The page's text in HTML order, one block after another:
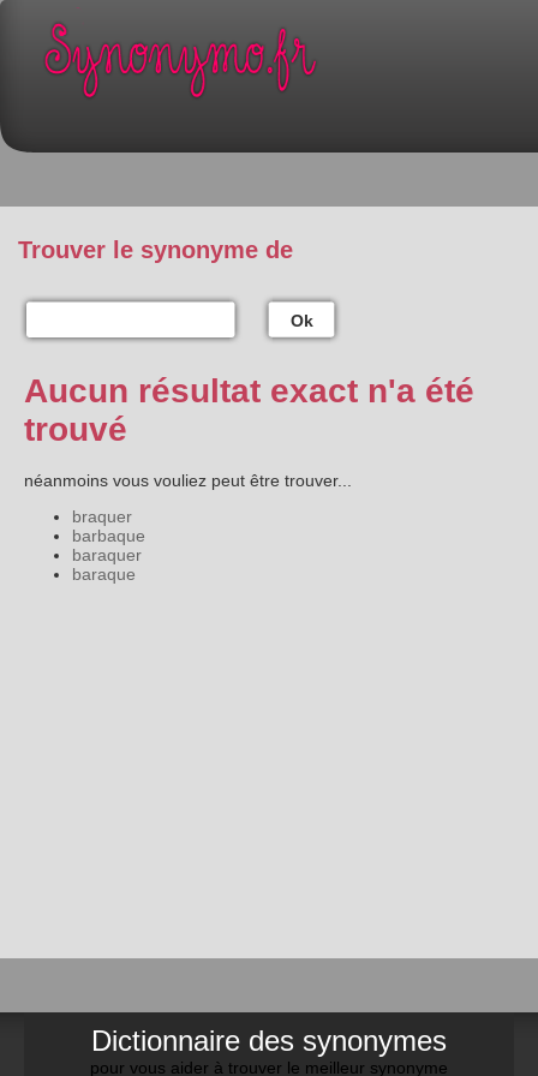
Trouver le synonyme de
Ok
Aucun résultat exact n'a été
trouvé
néanmoins vous vouliez peut être trouver...
braquer
barbaque
baraquer
baraque
Dictionnaire des synonymes
pour vous aider à trouver le meilleur synonyme